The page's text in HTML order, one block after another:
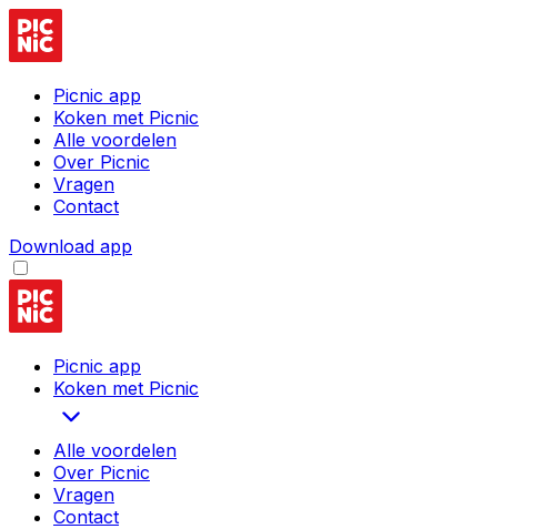
Picnic app
Koken met Picnic
Alle voordelen
Over Picnic
Vragen
Contact
Download app
Picnic app
Koken met Picnic
Alle voordelen
Over Picnic
Vragen
Contact